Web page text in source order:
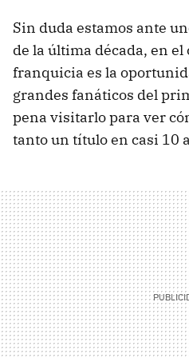
Sin duda estamos ante
de la última década, en el
franquicia es la
grandes fanáticos del
pena visitarlo para ver
tanto un título en casi 10